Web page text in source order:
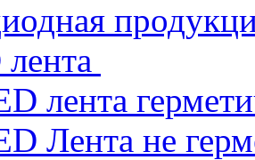
лента
Лента не